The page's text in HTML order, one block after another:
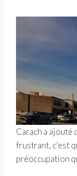
Carach a ajouté
frustrant, c'est
préoccupation